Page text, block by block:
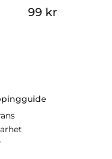
99 kr